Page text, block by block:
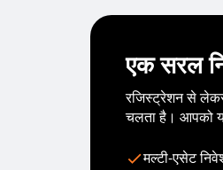
एक सरल
रजिस्ट्रेशन से
चलता है। आपको
मल्टी-एसेट